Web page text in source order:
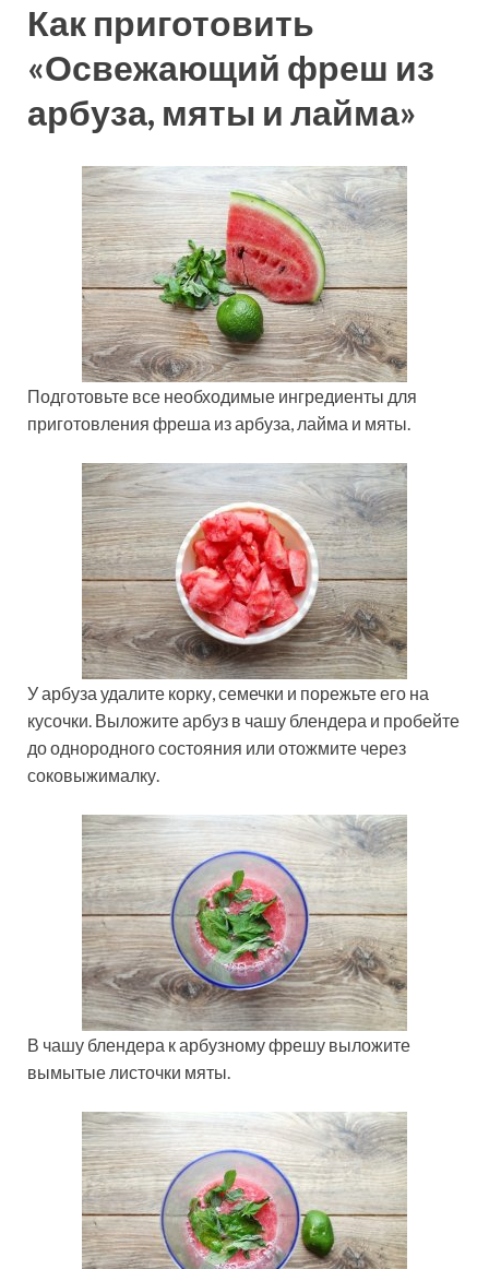
Как приготовить
«Освежающий фреш из
арбуза, мяты и лайма»
Подготовьте все необходимые ингредиенты для
приготовления фреша из арбуза, лайма и мяты.
У арбуза удалите корку, семечки и порежьте его на
кусочки. Выложите арбуз в чашу блендера и пробейте
до однородного состояния или отожмите через
соковыжималку.
В чашу блендера к арбузному фрешу выложите
вымытые листочки мяты.